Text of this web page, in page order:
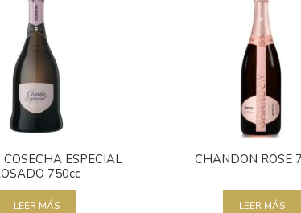
COSECHA ESPECIAL
750cc
LEER MÁS
CHANDON ROSE
LEER MÁS